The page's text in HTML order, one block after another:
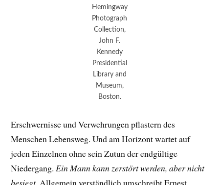
Hemingway
Photograph
Collection,
John F.
Kennedy
Presidential
Library and
Museum,
Boston.
Erschwernisse und Verwehrungen pflastern des
Menschen Lebensweg. Und am Horizont wartet auf
jeden Einzelnen ohne sein Zutun der endgültige
Niedergang. Ein Mann kann zerstört werden, aber nicht
besiegt. Allgemein verständlich umschreibt Ernest